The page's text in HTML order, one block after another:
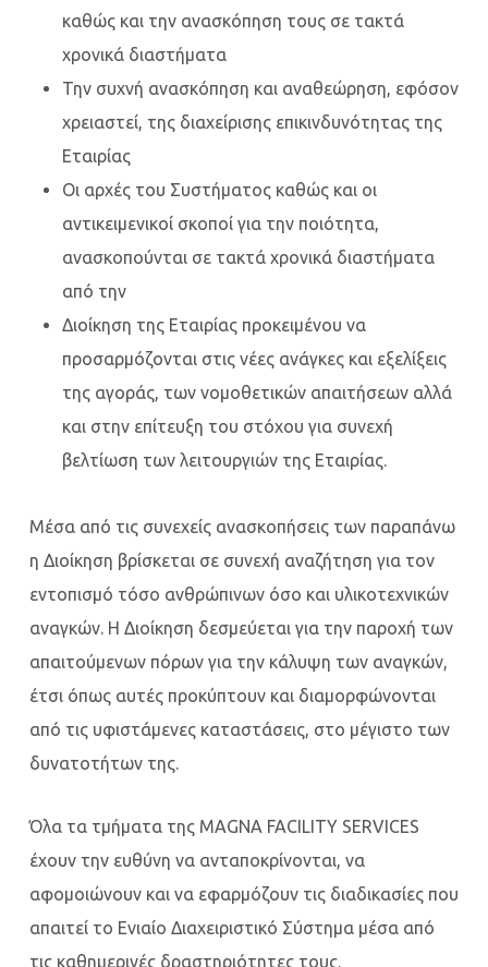
καθώς και την ανασκόπηση τους σε τακτά
χρονικά διαστήματα
Την συχνή ανασκόπηση και αναθεώρηση, εφόσον
χρειαστεί, της διαχείρισης επικινδυνότητας της
Εταιρίας
Οι αρχές του Συστήματος καθώς και οι
αντικειμενικοί σκοποί για την ποιότητα,
ανασκοπούνται σε τακτά χρονικά διαστήματα
από την
Διοίκηση της Εταιρίας προκειμένου να
προσαρμόζονται στις νέες ανάγκες και εξελίξεις
της αγοράς, των νομοθετικών απαιτήσεων αλλά
και στην επίτευξη του στόχου για συνεχή
βελτίωση των λειτουργιών της Εταιρίας.
Μέσα από τις συνεχείς ανασκοπήσεις των παραπάνω
η Διοίκηση βρίσκεται σε συνεχή αναζήτηση για τον
εντοπισμό τόσο ανθρώπινων όσο και υλικοτεχνικών
αναγκών. Η Διοίκηση δεσμεύεται για την παροχή των
απαιτούμενων πόρων για την κάλυψη των αναγκών,
έτσι όπως αυτές προκύπτουν και διαμορφώνονται
από τις υφιστάμενες καταστάσεις, στο μέγιστο των
δυνατοτήτων της.
Όλα τα τμήματα της MAGNA FACILITY SERVICES
έχουν την ευθύνη να ανταποκρίνονται, να
αφομοιώνουν και να εφαρμόζουν τις διαδικασίες που
απαιτεί το Ενιαίο Διαχειριστικό Σύστημα μέσα από
τις καθημερινές δραστηριότητες τους.